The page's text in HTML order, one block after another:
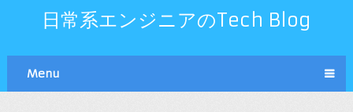
日常系エンジニアのTech Blog
Menu